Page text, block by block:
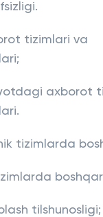
tizimlari va
axborot
tizimlarda
tilshunosligi;